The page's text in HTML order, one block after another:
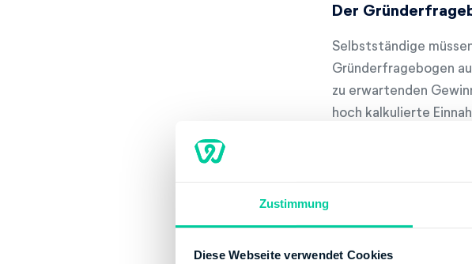
Zustimmung
Diese Webseite verwendet Cookies
Der
Selbstständige
Gründerfragebogen
zu erwartenden
hoch kalkulierte
Liegen allerdings
zu schätzen, da es